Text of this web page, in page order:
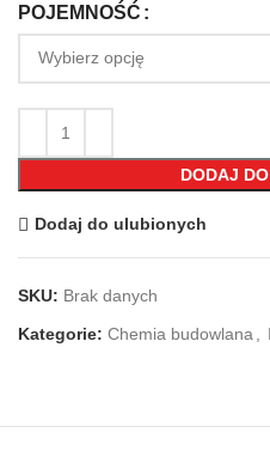
POJEMNOŚĆ
DODAJ
Dodaj do ulubionych
SKU: Brak danych
Kategorie: Chemia budowlana